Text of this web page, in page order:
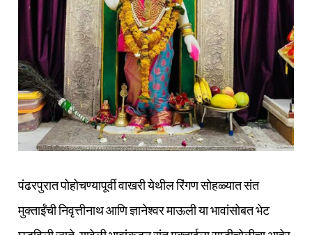
पंढरपुरात पोहोचण्यापूर्वी वाखरी येथील रिंगण सोहळ्यात संत
मुक्ताईंची निवृत्तीनाथ आणि ज्ञानेश्वर माऊली या भावांसोबत भेट